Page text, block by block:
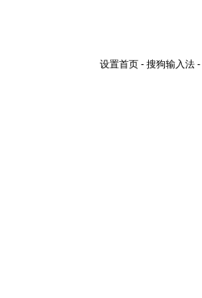
设置首页 - 搜狗输入法 -